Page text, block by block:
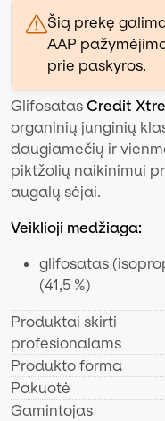
Šią prekę
AAP
prie paskyros.
Glifosatas Credit
organinių junginių
daugiamečių ir
piktžolių naikinimui
augalų sėjai.
Veiklioji medžiaga:
glifosatas
(41,5 %)
Produktai skirti
profesionalams
Produkto forma
Pakuotė
Gamintojas